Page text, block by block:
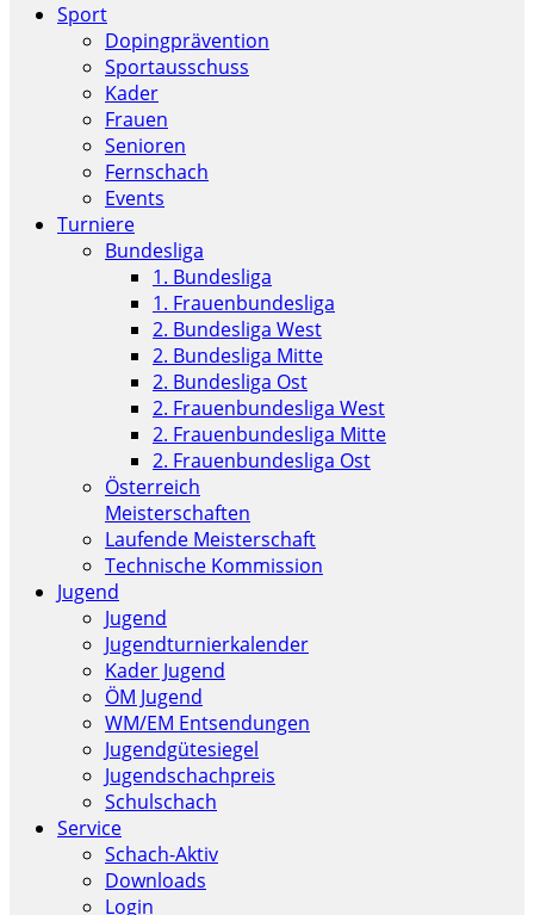
Sport
Dopingprävention
Sportausschuss
Kader
Frauen
Senioren
Fernschach
Events
Turniere
Bundesliga
1. Bundesliga
1. Frauenbundesliga
2. Bundesliga West
2. Bundesliga Mitte
2. Bundesliga Ost
2. Frauenbundesliga West
2. Frauenbundesliga Mitte
2. Frauenbundesliga Ost
Österreich
Meisterschaften
Laufende Meisterschaft
Technische Kommission
Jugend
Jugend
Jugendturnierkalender
Kader Jugend
ÖM Jugend
WM/EM Entsendungen
Jugendgütesiegel
Jugendschachpreis
Schulschach
Service
Schach-Aktiv
Downloads
Login